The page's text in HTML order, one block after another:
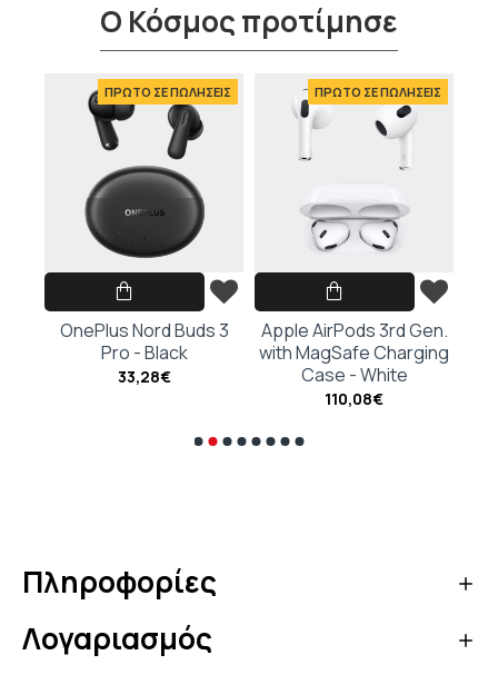
Ο Κόσμος προτίμησε
ΠΡΩΤΟ ΣΕ ΠΩΛΗΣΕΙΣ
OnePlus Nord Buds 3
Pro - Black
33,28€
ΠΡΩΤΟ ΣΕ ΠΩΛΗΣΕΙΣ
Apple AirPods 3rd Gen.
with MagSafe Charging
Case - White
110,08€
Πληροφορίες
Λογαριασμός